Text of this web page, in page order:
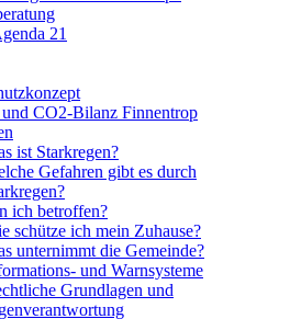
21
CO2-Bilanz Finnentrop
ist Starkregen?
Gefahren gibt es durch
ich betroffen?
schütze ich mein Zuhause?
unternimmt die Gemeinde?
und Warnsysteme
Grundlagen und